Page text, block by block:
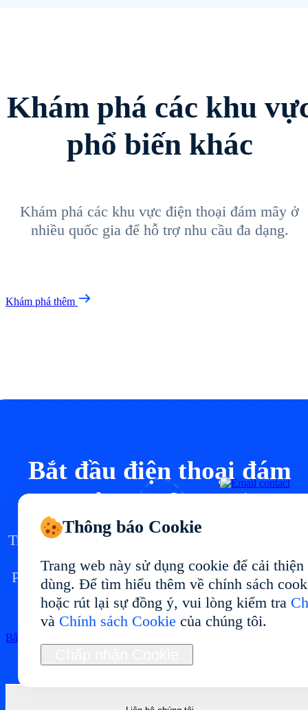
Khám phá các khu
phổ biến khác
Khám phá các khu vực điện thoại đám mây ở
nhiều quốc gia để hỗ trợ nhu cầu đa dạng.
Khám phá thêm
Bắt đầu điện thoại đám
mây của bạn tại
Triển khai môi trường điện thoại đám mây tại
hiệu suất ổn định và cách dùng linh hoạt.
Phù hợp cho quản lý đa tài khoản, kiểm thử ứng
dụng, tự động hóa và vận hành dài hạn.
Bắt đầu
Thông báo Cookie
Trang web này sử dụng cookie để cải
dùng. Để tìm hiểu thêm về chính sách
hoặc rút lại sự đồng ý, vui lòng kiểm tra
và Chính sách Cookie của chúng tôi.